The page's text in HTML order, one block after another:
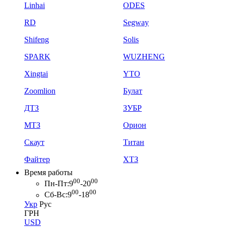
Linhai
ODES
RD
Segway
Shifeng
Solis
SPARK
WUZHENG
Xingtai
YTO
Zoomlion
Булат
ДТЗ
ЗУБР
МТЗ
Орион
Скаут
Титан
Файтер
ХТЗ
Время работы
Пн-Пт:900-2000
Сб-Вс:900-1800
Укр Рус
ГРН
USD